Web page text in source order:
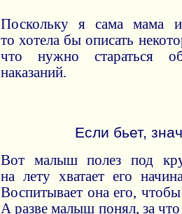
Поскольку я сама мама
то хотела бы описать
что нужно стараться
наказаний.
Если бьет,
Вот малыш полез под
на лету хватает его
Воспитывает она его,
А разве малыш понял, за